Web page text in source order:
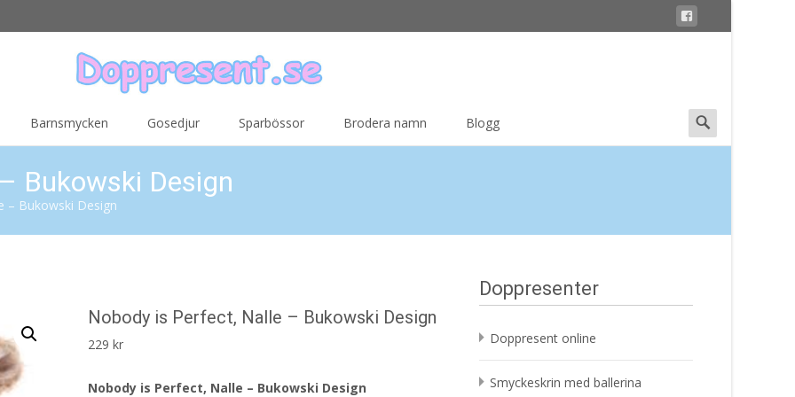
Barnsmycken Gosedjur Sparbössor Brodera namn Blogg
Search
for:
Bukowski Design
– Bukowski Design
Nobody is Perfect, Nalle – Bukowski Design
229kr
Nobody is Perfect, Nalle – Bukowski Design
Doppresenter
Doppresent online
Smyckeskrin med ballerina